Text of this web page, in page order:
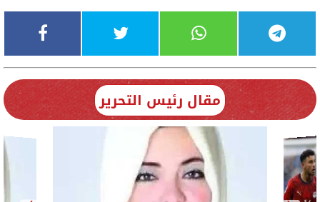
مقال رئيس التحرير